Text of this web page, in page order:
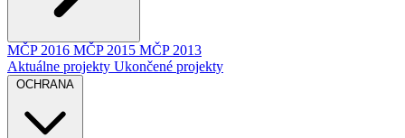
MČP 2016 MČP 2015 MČP 2013
Aktuálne projekty Ukončené projekty
OCHRANA